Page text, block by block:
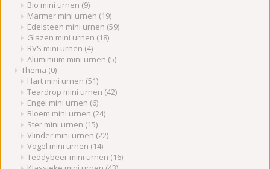
Bio mini urnen (9)
Marmer mini urnen (19)
Edelsteen mini urnen (59)
Glazen mini urnen (18)
RVS mini urnen (4)
Aluminium mini urnen (5)
Thema (0)
Hart mini urnen (51)
Teardrop mini urnen (42)
Engel mini urnen (6)
Bloem mini urnen (24)
Ster mini urnen (15)
Vlinder mini urnen (22)
Vogel mini urnen (14)
Teddybeer mini urnen (16)